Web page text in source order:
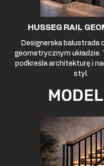
HUSSEG RAIL
Designerska balustrada
geometrycznym układzie.
podkreśla architekturę i
styl.